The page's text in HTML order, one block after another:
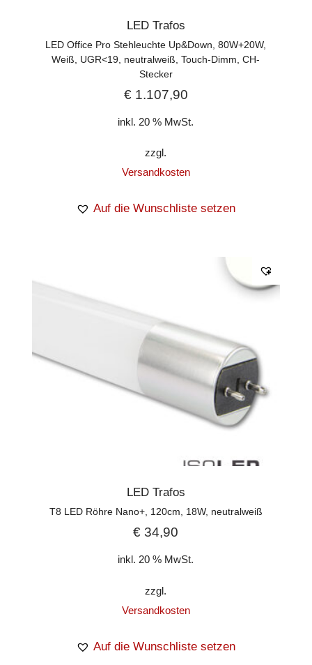
LED Trafos
LED Office Pro Stehleuchte Up&Down, 80W+20W,
Weiß, UGR<19, neutralweiß, Touch-Dimm, CH-
Stecker
€1.107,90
inkl. 20 % MwSt.
zzgl.
Versandkosten
Auf die Wunschliste setzen
LED Trafos
T8 LED Röhre Nano+, 120cm, 18W, neutralweiß
€ 34,90
inkl. 20 % MwSt.
zzgl.
Versandkosten
Auf die Wunschliste setzen